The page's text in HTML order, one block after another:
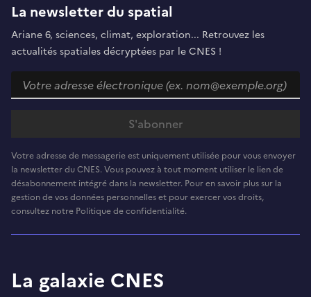
La newsletter du spatial
Ariane 6, sciences, climat, exploration... Retrouvez les
actualités spatiales décryptées par le CNES !
Votre adresse de messagerie est uniquement utilisée pour vous envoyer
la newsletter du CNES. Vous pouvez à tout moment utiliser le lien de
désabonnement intégré dans la newsletter. Pour en savoir plus sur la
gestion de vos données personnelles et pour exercer vos droits,
consultez notre Politique de confidentialité.
La galaxie CNES